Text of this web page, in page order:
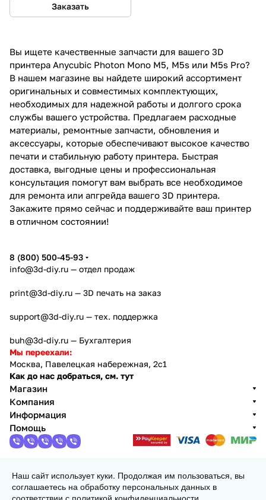
Заказать
Вы ищете качественные запчасти для вашего 3D
принтера Anycubic Photon Mono M5, M5s или M5s Pro?
В нашем магазине вы найдете широкий ассортимент
оригинальных и совместимых комплектующих,
необходимых для надежной работы и долгого срока
службы вашего устройства. Предлагаем расходные
материалы, ремонтные запчасти, обновления и
аксессуары, которые обеспечивают высокое качество
печати и стабильную работу принтера. Быстрая
доставка, выгодные цены и профессиональная
консультация помогут вам выбрать все необходимое
для ремонта или апгрейда вашего 3D принтера.
Закажите прямо сейчас и поддерживайте ваш принтер
в отличном состоянии!
8 (800) 500-45-93
info@3d-diy.ru — отдел продаж
print@3d-diy.ru — 3D печать на заказ
support@3d-diy.ru — тех. поддержка
buh@3d-diy.ru — Бухгалтерия
Мы переехали:
Москва, Павелецкая набережная, 2с1
Как до нас добраться, см. тут
Магазин
Компания
Информация
Помощь
2013 - 2026 © 3DiY (Тридиай) - интернет-магазин
комплектующих для 3D принтеров, ЧПУ станков и
Наш сайт использует куки. Продолжая им пользоваться, вы
соглашаетесь на обработку персональных данных в
соответствии с политикой конфиденциальности